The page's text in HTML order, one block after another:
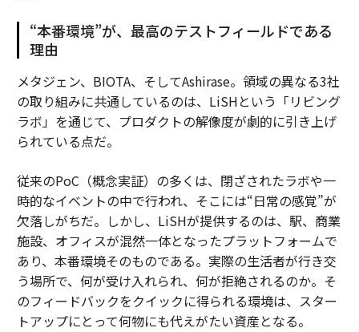
“本番環境”が、最高のテストフィールドである
理由
メタジェン、BIOTA、そしてAshirase。領域の異なる3社
の取り組みに共通しているのは、LiSHという「リビング
ラボ」を通じて、プロダクトの解像度が劇的に引き上げ
られている点だ。
従来のPoC（概念実証）の多くは、閉ざされたラボや一
時的なイベントの中で行われ、そこには“日常の感覚”が
欠落しがちだ。しかし、LiSHが提供するのは、駅、商業
施設、オフィスが混然一体となったプラットフォームで
あり、本番環境そのものである。実際の生活者が行き交
う場所で、何が受け入れられ、何が拒絶されるのか。そ
のフィードバックをクイックに得られる環境は、スター
トアップにとって何物にも代えがたい資産となる。